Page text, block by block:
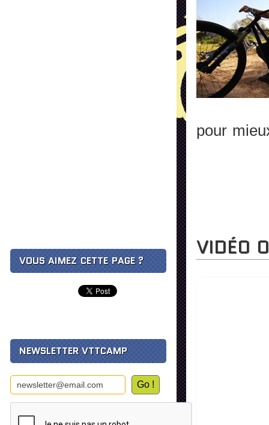
pour
VIDÉO
VOUS AIMEZ CETTE PAGE ?
NEWSLETTER VTTCAMP